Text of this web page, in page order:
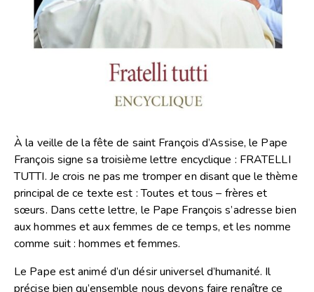
À la veille de la fête de saint François d’Assise, le Pape
François signe sa troisième lettre encyclique : FRATELLI
TUTTI. Je crois ne pas me tromper en disant que le thème
principal de ce texte est : Toutes et tous – frères et
sœurs. Dans cette lettre, le Pape François s’adresse bien
aux hommes et aux femmes de ce temps, et les nomme
comme suit : hommes et femmes.
Le Pape est animé d’un désir universel d’humanité. Il
précise bien qu’ensemble nous devons faire renaître ce